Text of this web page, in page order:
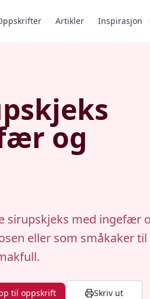
Artikler Inspirasjon
og
sirupskjeks med ingefær
eller som småkaker til
til oppskrift Skriv ut